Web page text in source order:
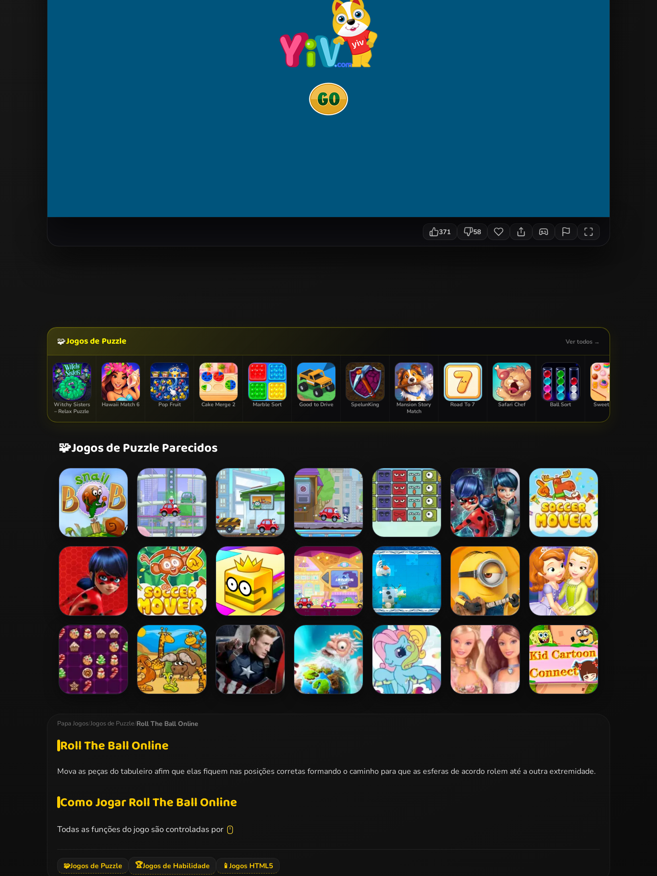
371 58
🧩Jogos de Puzzle Ver todos →
Witchy Sisters
– Relax Puzzle
Hawaii Match 6 Pop Fruit Cake Merge 2 Marble Sort Good to Drive SpelunKing
Mansion Story
Match
Road To 7 Safari Chef Ball Sort Sweet Match
🧩Jogos de Puzzle Parecidos
Snail Bob 2 Wheely 2 Wheely 3 Wheely 4 - Time
Travel
Block Destroyer Ladybug Secret
Mission
Soccer Mover
Miraculous
Ladybug Puzzle
Soccer Mover
2015
Paper.io 2 Wheely 6:
Fairytale
Frozen Jigsaw
Puzzle
Minion Jigsaw
Puzzle
Sofia And Friends
Jigsaw Puzzle
Papa Jogos/Jogos de Puzzle/Roll The Ball Online
Roll The Ball Online
Mova as peças do tabuleiro afim que elas fiquem nas posições corretas formando o caminho para que as esferas de acordo rolem até a outra extremidade.
Como Jogar Roll The Ball Online
Todas as funções do jogo são controladas por
🧩Jogos de Puzzle 🏆Jogos de Habilidade 📱 Jogos HTML5